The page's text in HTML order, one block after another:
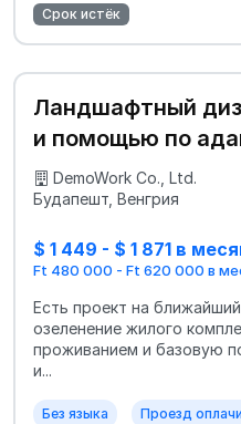
Срок истёк
Ландшафтный
и помощью по
DemoWork Co., Ltd.
Будапешт, Венгрия
$ 1 449 - $ 1 871 в
Ft 480 000 - Ft 620 000 в
Есть проект на
озеленение жилого
проживанием и базовую
и...
Без языка Проезд